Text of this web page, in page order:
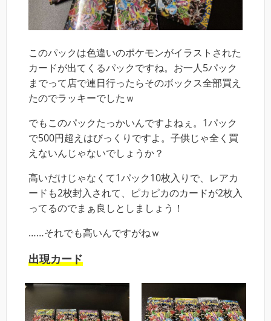
このパックは色違いのポケモンがイラストされた
カードが出てくるパックですね。お一人5パック
までって店で連日行ったらそのボックス全部買え
たのでラッキーでしたｗ
でもこのパックたっかいんですよねぇ。1パック
で500円超えはびっくりですよ。子供じゃ全く買
えないんじゃないでしょうか？
高いだけじゃなくて1パック10枚入りで、レアカ
ードも2枚封入されて、ピカピカのカードが2枚入
ってるのでまぁ良しとしましょう！
……それでも高いんですがねｗ
出現カード